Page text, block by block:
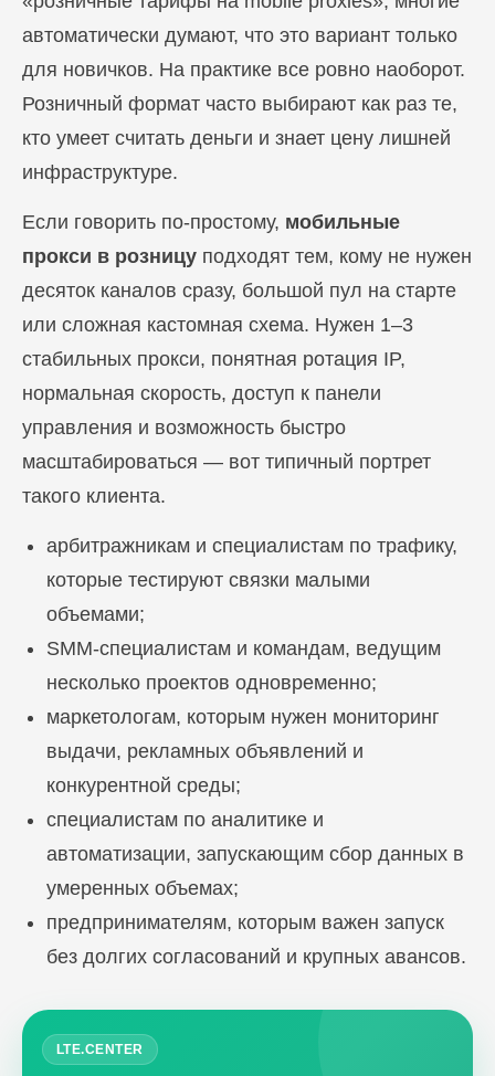
автоматически думают, что это вариант только
для новичков. На практике все ровно наоборот.
Розничный формат часто выбирают как раз те,
кто умеет считать деньги и знает цену лишней
инфраструктуре.
Если говорить по-простому, мобильные
прокси в розницу подходят тем, кому не нужен
десяток каналов сразу, большой пул на старте
или сложная кастомная схема. Нужен 1–3
стабильных прокси, понятная ротация IP,
нормальная скорость, доступ к панели
управления и возможность быстро
масштабироваться — вот типичный портрет
такого клиента.
арбитражникам и специалистам по трафику,
которые тестируют связки малыми
объемами;
SMM-специалистам и командам, ведущим
несколько проектов одновременно;
маркетологам, которым нужен мониторинг
выдачи, рекламных объявлений и
конкурентной среды;
специалистам по аналитике и
автоматизации, запускающим сбор данных в
умеренных объемах;
предпринимателям, которым важен запуск
без долгих согласований и крупных авансов.
LTE.CENTER